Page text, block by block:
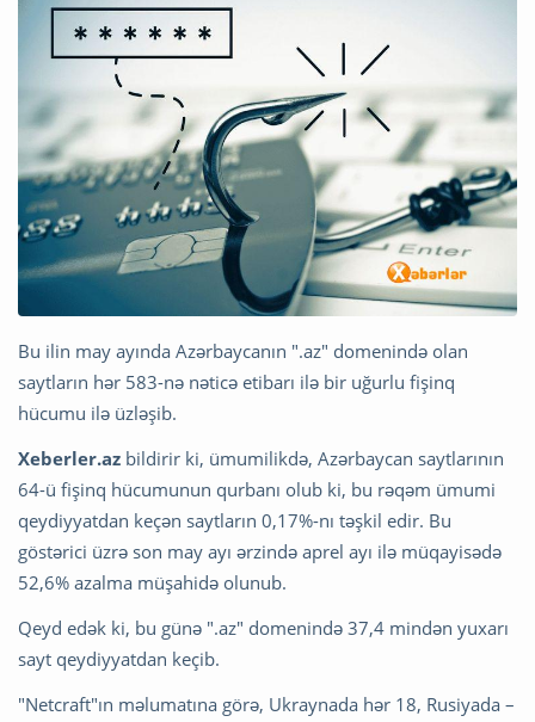
Bu ilin may ayında Azərbaycanın ".az" domenində olan
saytların hər 583-nə nəticə etibarı ilə bir uğurlu fişinq
hücumu ilə üzləşib.
Xeberler.az bildirir ki, ümumilikdə, Azərbaycan saytlarının
64-ü fişinq hücumunun qurbanı olub ki, bu rəqəm ümumi
qeydiyyatdan keçən saytların 0,17%-nı təşkil edir. Bu
göstərici üzrə son may ayı ərzində aprel ayı ilə müqayisədə
52,6% azalma müşahidə olunub.
Qeyd edək ki, bu günə ".az" domenində 37,4 mindən yuxarı
sayt qeydiyyatdan keçib.
"Netcraft"ın məlumatına görə, Ukraynada hər 18, Rusiyada –